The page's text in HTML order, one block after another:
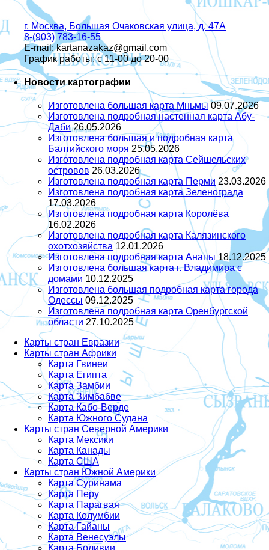
г. Москва, Большая Очаковская улица, д. 47А
8-(903) 783-16-55
E-mail: kartanazakaz@gmail.com
График работы: с 11-00 до 20-00
Новости картографии
Изготовлена большая карта Мньмы 09.07.2026
Изготовлена подробная настенная карта Абу-
Даби 26.05.2026
Изготовлена большая и подробная карта
Балтийского моря 25.05.2026
Изготовлена подробная карта Сейшельских
островов 26.03.2026
Изготовлена подробная карта Перми 23.03.2026
Изготовлена подробная карта Зеленограда
17.03.2026
Изготовлена подробная карта Королёва
16.02.2026
Изготовлена подробная карта Калязинского
охотхозяйства 12.01.2026
Изготовлена подробная карта Анапы 18.12.2025
Изготовлена большая карта г. Владимира с
домами 10.12.2025
Изготовлена большая подробная карта города
Одессы 09.12.2025
Изготовлена подробная карта Оренбургской
области 27.10.2025
Карты стран Евразии
Карты стран Африки
Карта Гвинеи
Карта Египта
Карта Замбии
Карта Зимбабве
Карта Кабо-Верде
Карта Южного Судана
Карты стран Северной Америки
Карта Мексики
Карта Канады
Карта США
Карты стран Южной Америки
Карта Суринама
Карта Перу
Карта Парагвая
Карта Колумбии
Карта Гайаны
Карта Венесуэлы